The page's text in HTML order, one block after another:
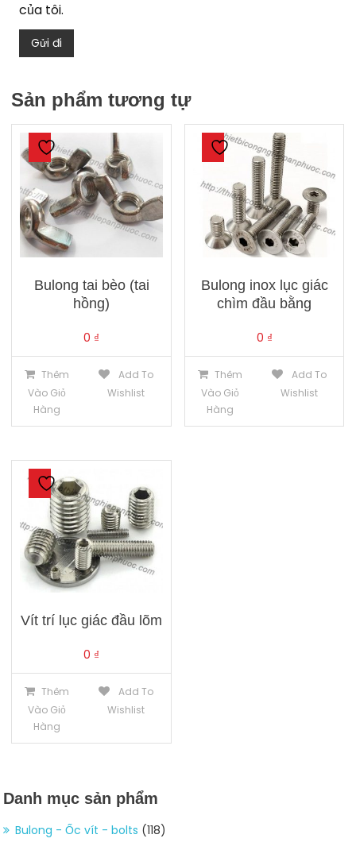
của tôi.
Sản phẩm tương tự
Bulong tai bèo (tai
hồng)
0 ₫
Thêm
Vào Giỏ
Hàng
Add To
Wishlist
Bulong inox lục giác
chìm đầu bằng
0 ₫
Thêm
Vào Giỏ
Hàng
Add To
Wishlist
Vít trí lục giác đầu lõm
0 ₫
Thêm
Vào Giỏ
Hàng
Add To
Wishlist
Danh mục sản phẩm
Bulong - Ốc vít - bolts (118)